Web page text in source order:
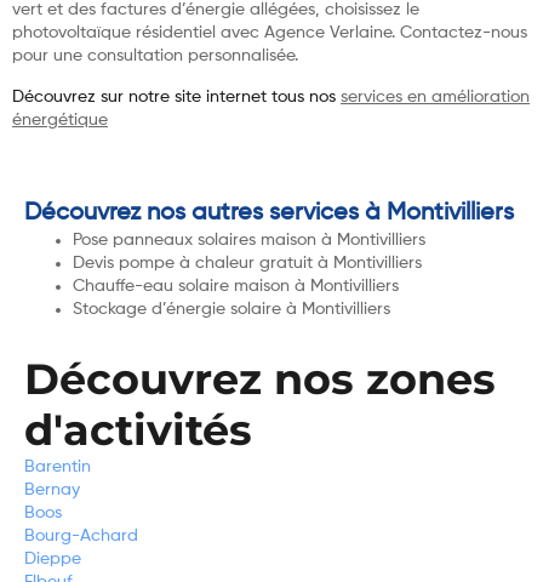
vert et des factures d’énergie allégées, choisissez le
photovoltaïque résidentiel avec Agence Verlaine. Contactez-nous
pour une consultation personnalisée.
Découvrez sur notre site internet tous nos services en amélioration
énergétique
Découvrez nos autres services à Montivilliers
Pose panneaux solaires maison à Montivilliers
Devis pompe à chaleur gratuit à Montivilliers
Chauffe-eau solaire maison à Montivilliers
Stockage d’énergie solaire à Montivilliers
Découvrez nos zones
d'activités
Barentin
Bernay
Boos
Bourg-Achard
Dieppe